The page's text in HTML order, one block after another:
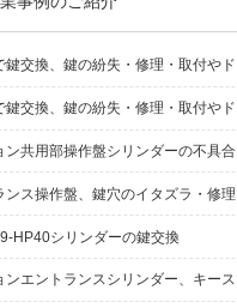
鍵交換、鍵の紛失・修理・取付や
鍵交換、鍵の紛失・修理・取付や
ン共用部操作盤シリンダーの不具
ンス操作盤、鍵穴のイタズラ・修理
HP40シリンダーの鍵交換
ンエントランスシリンダー、キー